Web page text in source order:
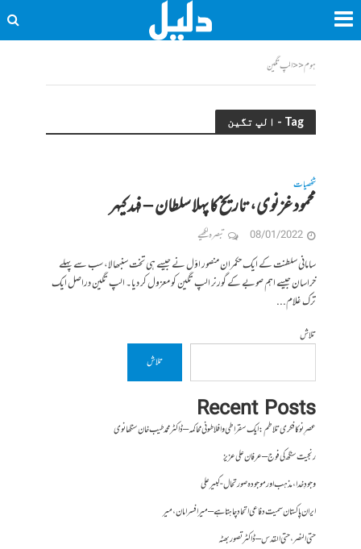
ہوم<<الپ تگین
Tag - الپ تگین
شخصیات
محمود غزنوی، تاریخ کا پہلا سلطان – فہد کیہر
08/01/2022 تبصرہ لکھیے
سامانی سلطنت کے ایک حکمران منصور اوّل نے جیسے ہی تخت سنبھالا، سب سے پہلے
خراسان جیسے اہم صوبے کے گورنر الپ تگین کو معزول کر دیا۔ الپ تگین دراصل ایک
ترک غلام...
تلاش
تلاش
Recent Posts
عصرِ نو کا فکری تلاطم: ایک سقراطی و افلاطونی محاکمہ – ڈاکٹر محمد طیب خان سنگھانوی
رنجیت سنگھ کی فوج – عرفان علی عزیز
وجودِ خدا، مذہب اور موجودہ صورتحال- کبیر علی
ایران پاکستان سمیت دفاعی اتحاد چاہتا ہے – میر افسر امان،میر
حتی النصر ، حتی القدس – ڈاکٹر تصور بھٹہ